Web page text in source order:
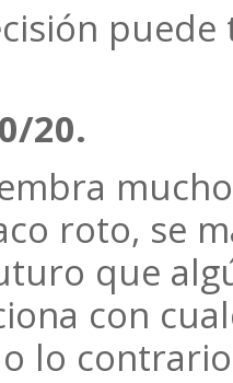
20.
roto, se
que
con
lo